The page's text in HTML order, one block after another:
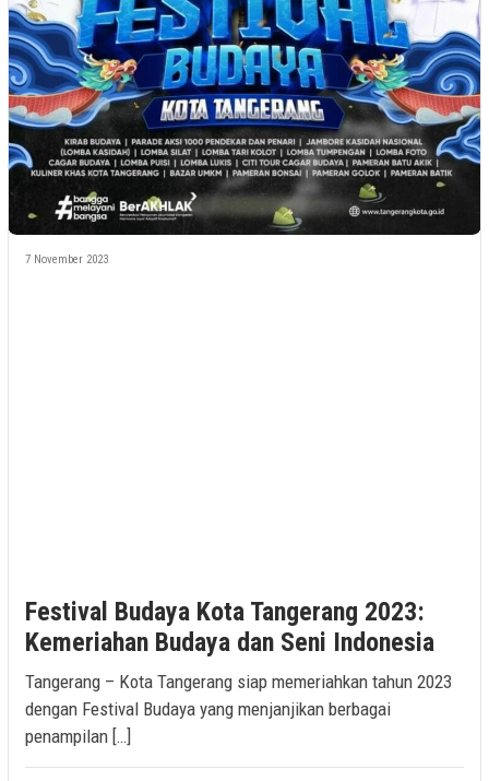
7 November 2023
Festival Budaya Kota Tangerang 2023:
Kemeriahan Budaya dan Seni Indonesia
Tangerang – Kota Tangerang siap memeriahkan tahun 2023
dengan Festival Budaya yang menjanjikan berbagai
penampilan […]